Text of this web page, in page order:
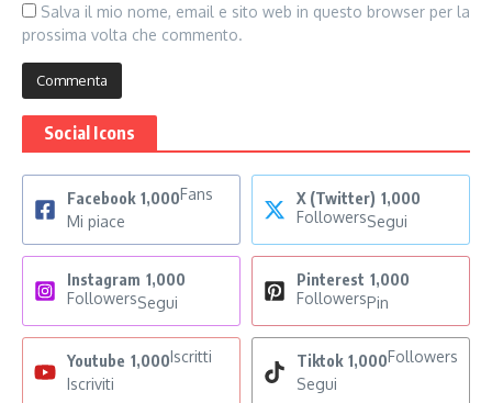
Salva il mio nome, email e sito web in questo browser per la
prossima volta che commento.
Social Icons
Facebook 1,000Fans
Mi piace
X (Twitter) 1,000
FollowersSegui
Instagram 1,000
FollowersSegui
Pinterest 1,000
FollowersPin
Youtube 1,000Iscritti
Iscriviti
Tiktok 1,000Followers
Segui